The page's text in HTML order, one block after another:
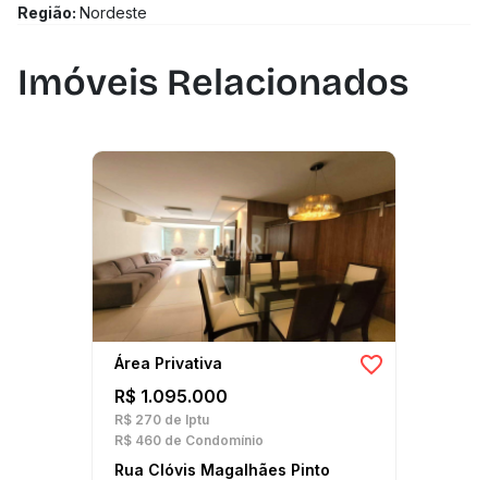
Região: Nordeste
Imóveis Relacionados
Área Privativa
R$ 1.095.000
R$ 270 de Iptu
R$ 460 de Condomínio
Rua Clóvis Magalhães Pinto